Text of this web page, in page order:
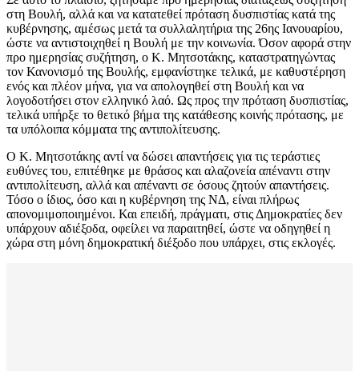
στη Βουλή, αλλά και να κατατεθεί πρόταση δυσπιστίας κατά της
κυβέρνησης, αμέσως μετά τα συλλαλητήρια της 26ης Ιανουαρίου,
ώστε να αντιστοιχηθεί η Bουλή με την κοινωνία. Όσον αφορά στην
προ ημερησίας συζήτηση, ο Κ. Μητσοτάκης, καταστρατηγώντας
τον Κανονισμό της Βουλής, εμφανίστηκε τελικά, με καθυστέρηση
ενός και πλέον μήνα, για να απολογηθεί στη Βουλή και να
λογοδοτήσει στον ελληνικό λαό. Ως προς την πρόταση δυσπιστίας,
τελικά υπήρξε το θετικό βήμα της κατάθεσης κοινής πρότασης, με
τα υπόλοιπα κόμματα της αντιπολίτευσης.
Ο Κ. Μητσοτάκης αντί να δώσει απαντήσεις για τις τεράστιες
ευθύνες του, επιτέθηκε με θράσος και αλαζονεία απέναντι στην
αντιπολίτευση, αλλά και απέναντι σε όσους ζητούν απαντήσεις.
Τόσο ο ίδιος, όσο και η κυβέρνηση της ΝΔ, είναι πλήρως
απονομιμοποιημένοι. Και επειδή, πράγματι, στις Δημοκρατίες δεν
υπάρχουν αδιέξοδα, οφείλει να παραιτηθεί, ώστε να οδηγηθεί η
χώρα στη μόνη δημοκρατική διέξοδο που υπάρχει, στις εκλογές.